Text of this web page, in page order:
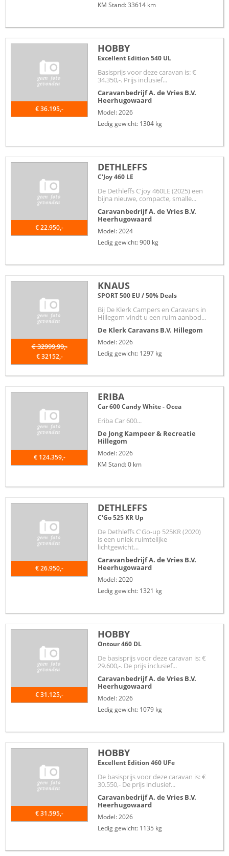
KM Stand: 33614 km
€ 36.195,-
HOBBY
Excellent Edition 540 UL
Basisprijs voor deze caravan is: €
34.350,-. Prijs inclusief...
Caravanbedrijf A. de Vries B.V.
Heerhugowaard
Model: 2026
Ledig gewicht: 1304 kg
€ 22.950,-
DETHLEFFS
C'Joy 460 LE
De Dethleffs C'joy 460LE (2025) een
bijna nieuwe, compacte, smalle...
Caravanbedrijf A. de Vries B.V.
Heerhugowaard
Model: 2024
Ledig gewicht: 900 kg
€ 32999,99,-
€ 32152,-
KNAUS
SPORT 500 EU / 50% Deals
Bij De Klerk Campers en Caravans in
Hillegom vindt u een ruim aanbod...
De Klerk Caravans B.V. Hillegom
Model: 2026
Ledig gewicht: 1297 kg
€ 124.359,-
ERIBA
Car 600 Candy White - Ocea
Eriba Car 600...
De Jong Kampeer & Recreatie
Hillegom
Model: 2026
KM Stand: 0 km
€ 26.950,-
DETHLEFFS
C'Go 525 KR Up
De Dethleffs C'Go-up 525KR (2020)
is een uniek ruimtelijke
lichtgewicht...
Caravanbedrijf A. de Vries B.V.
Heerhugowaard
Model: 2020
Ledig gewicht: 1321 kg
€ 31.125,-
HOBBY
Ontour 460 DL
De basisprijs voor deze caravan is: €
29.600,-. De prijs inclusief...
Caravanbedrijf A. de Vries B.V.
Heerhugowaard
Model: 2026
Ledig gewicht: 1079 kg
€ 31.595,-
HOBBY
Excellent Edition 460 UFe
De basisprijs voor deze caravan is: €
30.550,- De prijs inclusief...
Caravanbedrijf A. de Vries B.V.
Heerhugowaard
Model: 2026
Ledig gewicht: 1135 kg